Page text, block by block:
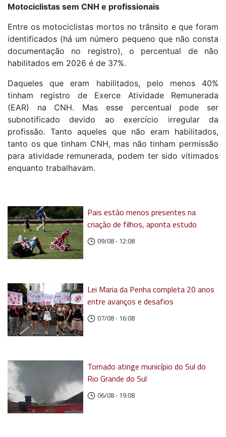
Motociclistas sem CNH e profissionais
Entre os motociclistas mortos no trânsito e que foram
identificados (há um número pequeno que não consta
documentação no registro), o percentual de não
habilitados em 2026 é de 37%.
Daqueles que eram habilitados, pelo menos 40%
tinham registro de Exerce Atividade Remunerada
(EAR) na CNH. Mas esse percentual pode ser
subnotificado devido ao exercício irregular da
profissão. Tanto aqueles que não eram habilitados,
tanto os que tinham CNH, mas não tinham permissão
para atividade remunerada, podem ter sido vitimados
enquanto trabalhavam.
Pais estão menos presentes na
criação de filhos, aponta estudo
09/08 - 12:08
Lei Maria da Penha completa 20 anos
entre avanços e desafios
07/08 - 16:08
Tornado atinge município do Sul do
Rio Grande do Sul
06/08 - 19:08